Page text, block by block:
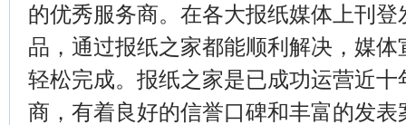
的优秀服务商。在各大报纸媒体上刊
品，通过报纸之家都能顺利解决，媒
轻松完成。报纸之家是已成功运营近
商，有着良好的信誉口碑和丰富的发